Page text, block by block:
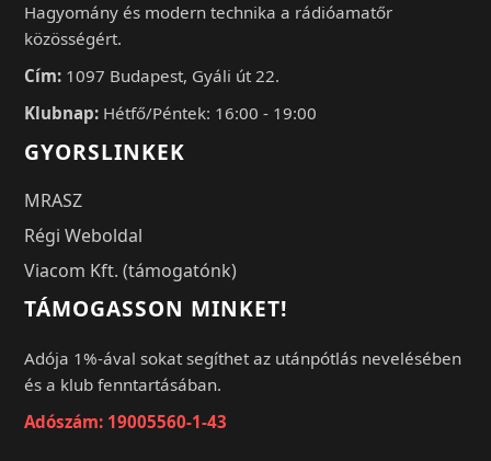
Hagyomány és modern technika a rádióamatőr
közösségért.
Cím: 1097 Budapest, Gyáli út 22.
Klubnap: Hétfő/Péntek: 16:00 - 19:00
GYORSLINKEK
MRASZ
Régi Weboldal
Viacom Kft. (támogatónk)
TÁMOGASSON MINKET!
Adója 1%-ával sokat segíthet az utánpótlás nevelésében
és a klub fenntartásában.
Adószám: 19005560-1-43